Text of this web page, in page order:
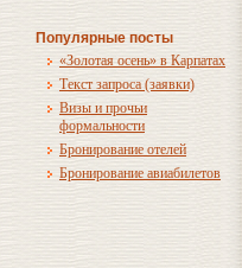
Популярные посты
«Золотая осень» в Карпатах
Текст запроса (заявки)
Визы и прочьи
формальности
Бронирование отелей
Бронирование авиабилетов